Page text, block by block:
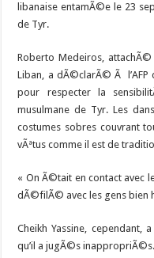
libanaise entamÃ©e le 23
de Tyr.
Roberto Medeiros,
Liban, a dÃ©clarÃ© Ã
pour respecter la
musulmane de Tyr. Les
costumes sobres couvrant
vÃªtus comme il est de
« On Ã©tait en contact avec
dÃ©filÃ© avec les gens bien
Cheikh Yassine, cependant,
qu’il a jugÃ©s inappropriÃ©s.